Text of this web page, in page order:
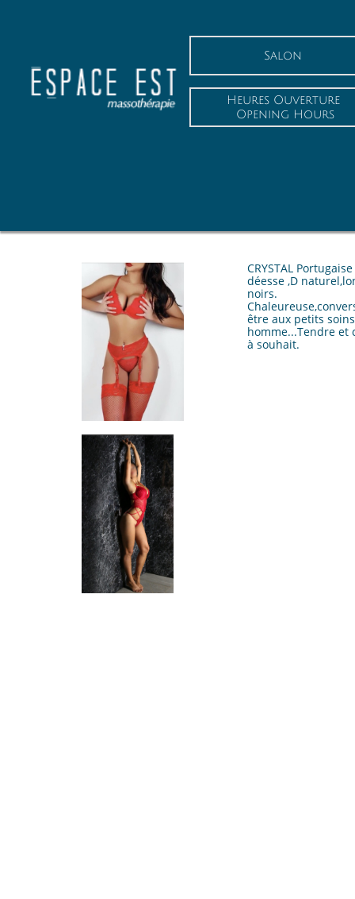
Salon
Heures Ouverture
Opening Hours
CRYSTAL
déesse ,D
noirs.
être aux petits
homme...Tendre et
à souhait.